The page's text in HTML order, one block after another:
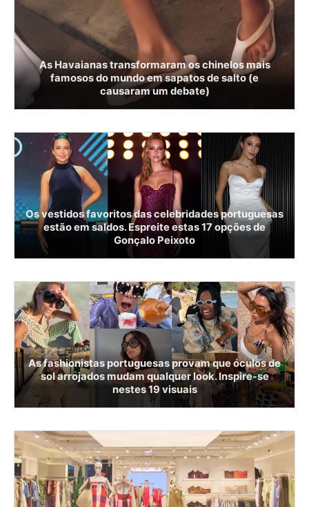
As Havaianas transformaram os chinelos mais
famosos do mundo em sapatos de salto (e
causaram um debate)
Os vestidos favoritos das celebridades portuguesas
estão em saldos. Espreite estas 17 opções de
Gonçalo Peixoto
As fashionistas portuguesas provam que óculos de
sol arrojados mudam qualquer look. Inspire-se
nestes 19 visuais